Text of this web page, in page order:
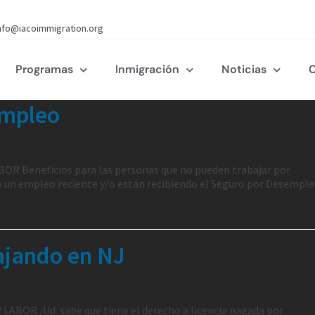
Programas Inmigración Noticias
Beneficios para las personas que no pueden trabajar por
empleo reciente y/o están recibiendo el Seguro por
en NJ
¿Ud. sabe que tiene el derecho a licencia pagada por